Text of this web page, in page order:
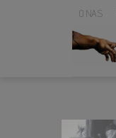
O NAS